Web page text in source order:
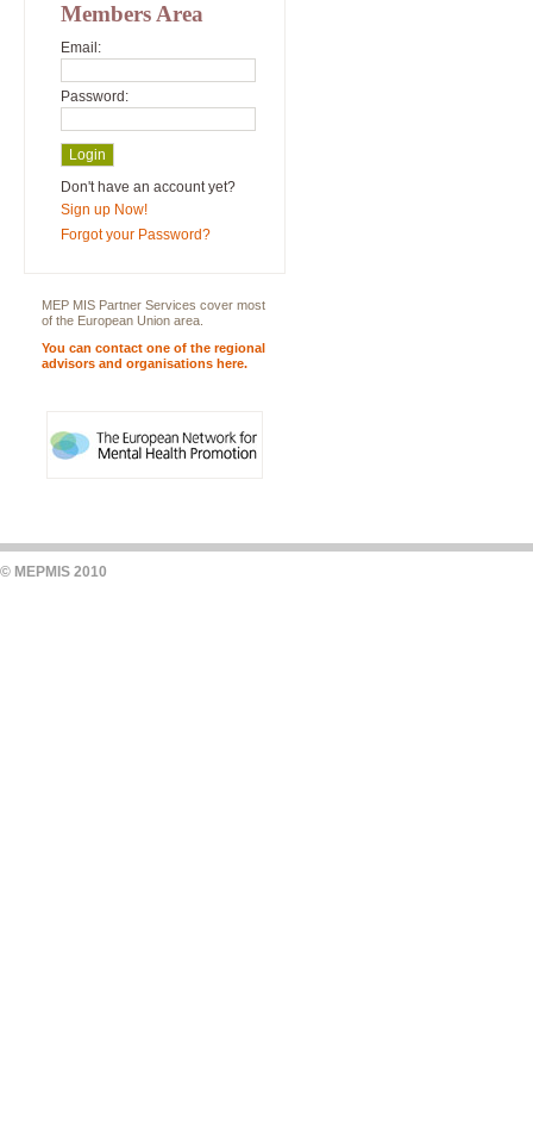
Members Area
Email:
Password:
Don't have an account yet?
Sign up Now!
Forgot your Password?
MEP MIS Partner Services cover most
of the European Union area.
You can contact one of the regional
advisors and organisations here.
© MEPMIS 2010